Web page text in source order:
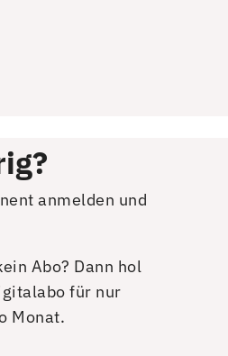
anmelden und
Abo? Dann hol
für nur
Monat.